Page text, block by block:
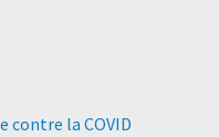
contre la COVID